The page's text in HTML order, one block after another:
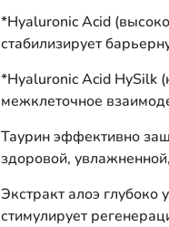
*Hyaluronic Acid
стабилизирует
*Hyaluronic Acid HySilk
межклеточное
Таурин эффективно
здоровой,
Экстракт алоэ
стимулирует